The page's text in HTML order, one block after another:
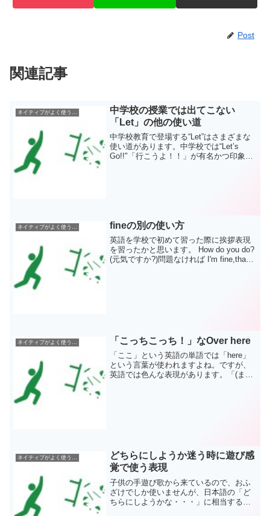
Post
関連記事
中学校の授業では出てこない
「Let」の他の使い道
中学校教育で登場する“Let”はさまざまな
使い道があります。中学校では“Let’s
Go!!"「行こうよ！！」が有名かつ印象的
ネイティブがよく使う英語表現 fineの別の使い方
英語を学校で初めて習った際に挨拶表現
を習ったかと思います。 How do you do?
(元気ですか?)問題なければ I'm fine,thank
ネイティブがよく使う英語表現 「こっちこっち！」なOver here
「ここ」という英語の単語では「here」
という言葉が使われますよね。ですが、
英語では色んな表現があります。「(まさ
どちらにしようか迷う時に遊び感
覚で使う表現
子供の手遊び歌から来ているので、おふ
ざけでしか使いませんが、日本語の「ど
ちらにしようかな・・・」に相当する英